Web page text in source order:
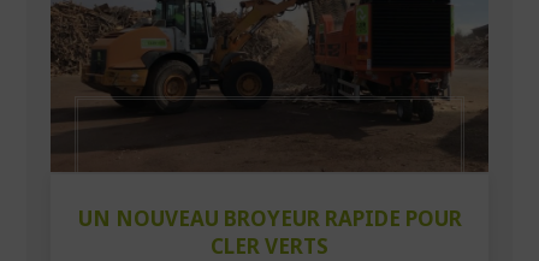
UN NOUVEAU BROYEUR RAPIDE POUR
CLER VERTS